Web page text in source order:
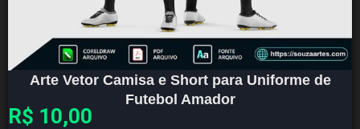
Arte Vetor Camisa e Short para Uniforme de
Futebol Amador
R$ 10,00